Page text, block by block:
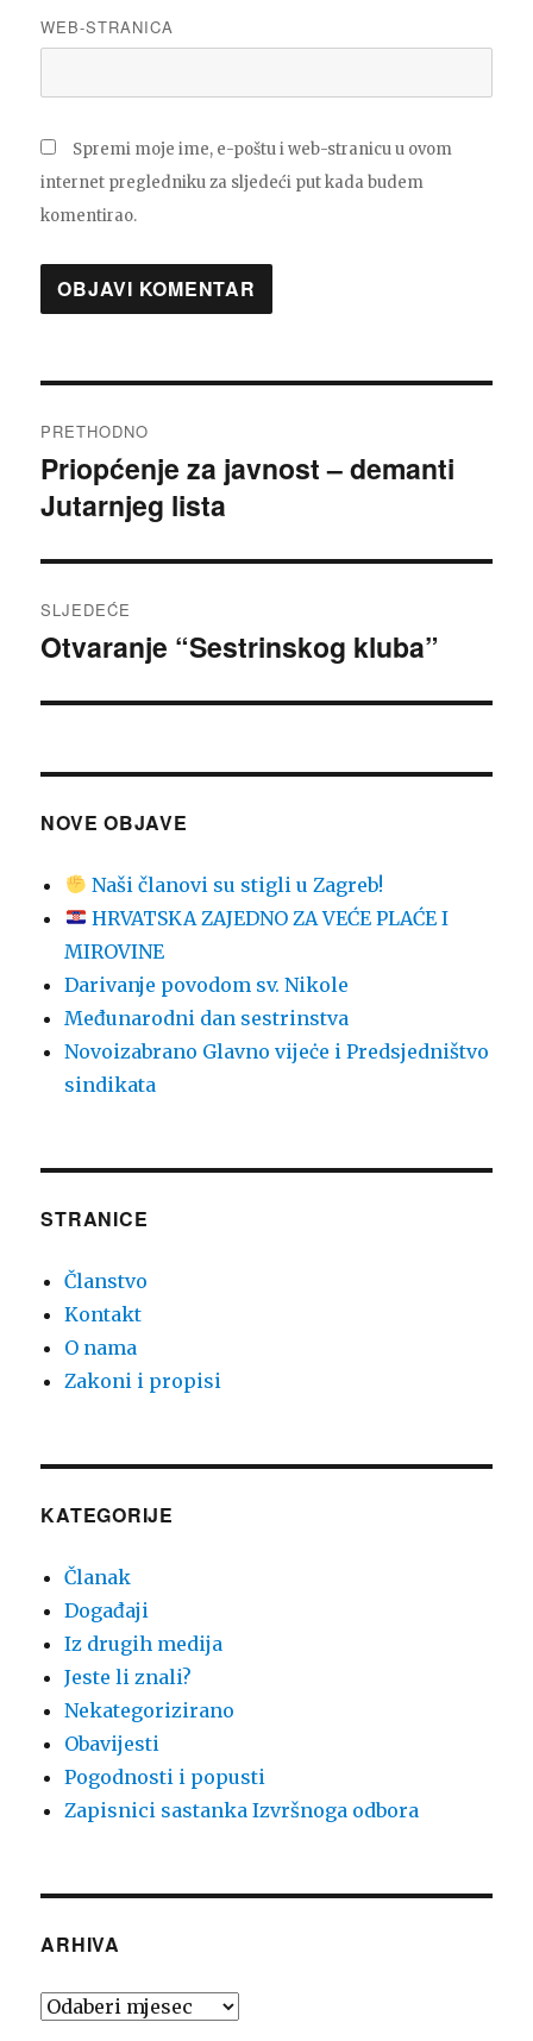
WEB-STRANICA
Spremi moje ime, e-poštu i web-stranicu u ovom
internet pregledniku za sljedeći put kada budem
komentirao.
objava
PRETHODNO
Prethodna
objava:
Priopćenje za javnost – demanti
Jutarnjeg lista
SLJEDEĆE
Sljedeća
Otvaranje “Sestrinskog kluba”
NOVE OBJAVE
Naši članovi su stigli u Zagreb!
HRVATSKA ZAJEDNO ZA VEĆE PLAĆE I
MIROVINE
Darivanje povodom sv. Nikole
Međunarodni dan sestrinstva
Novoizabrano Glavno vijeċe i Predsjedništvo
sindikata
STRANICE
Članstvo
Kontakt
O nama
Zakoni i propisi
KATEGORIJE
Članak
Događaji
Iz drugih medija
Jeste li znali?
Nekategorizirano
Obavijesti
Pogodnosti i popusti
Zapisnici sastanka Izvršnoga odbora
ARHIVA
Arhiva